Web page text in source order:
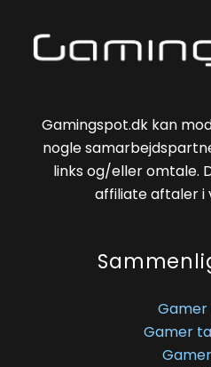
Gamingspot.dk kan
nogle
links og/eller omtale.
affiliate aftaler i
Gamer
Gamer